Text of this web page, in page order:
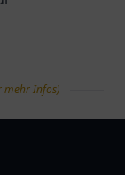
mehr Infos)